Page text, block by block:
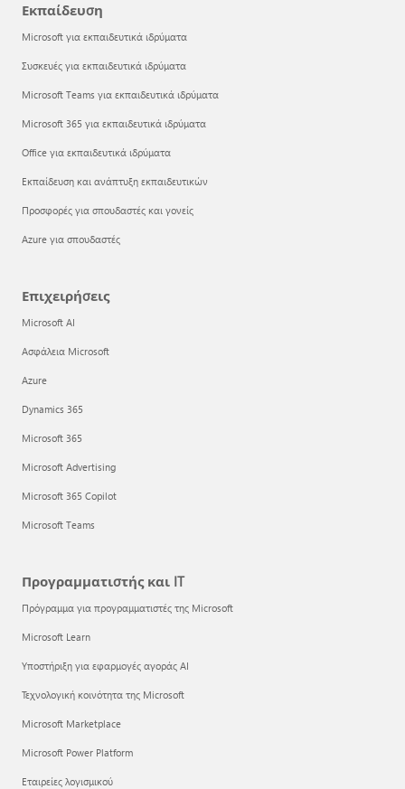
Εκπαίδευση
Microsoft για εκπαιδευτικά ιδρύματα
Συσκευές για εκπαιδευτικά ιδρύματα
Microsoft Teams για εκπαιδευτικά ιδρύματα
Microsoft 365 για εκπαιδευτικά ιδρύματα
Office για εκπαιδευτικά ιδρύματα
Εκπαίδευση και ανάπτυξη εκπαιδευτικών
Προσφορές για σπουδαστές και γονείς
Azure για σπουδαστές
Επιχειρήσεις
Microsoft AI
Ασφάλεια Microsoft
Azure
Dynamics 365
Microsoft 365
Microsoft Advertising
Microsoft 365 Copilot
Microsoft Teams
Προγραμματιστής και IT
Πρόγραμμα για προγραμματιστές της Microsoft
Microsoft Learn
Υποστήριξη για εφαρμογές αγοράς AI
Τεχνολογική κοινότητα της Microsoft
Microsoft Marketplace
Microsoft Power Platform
Εταιρείες λογισμικού